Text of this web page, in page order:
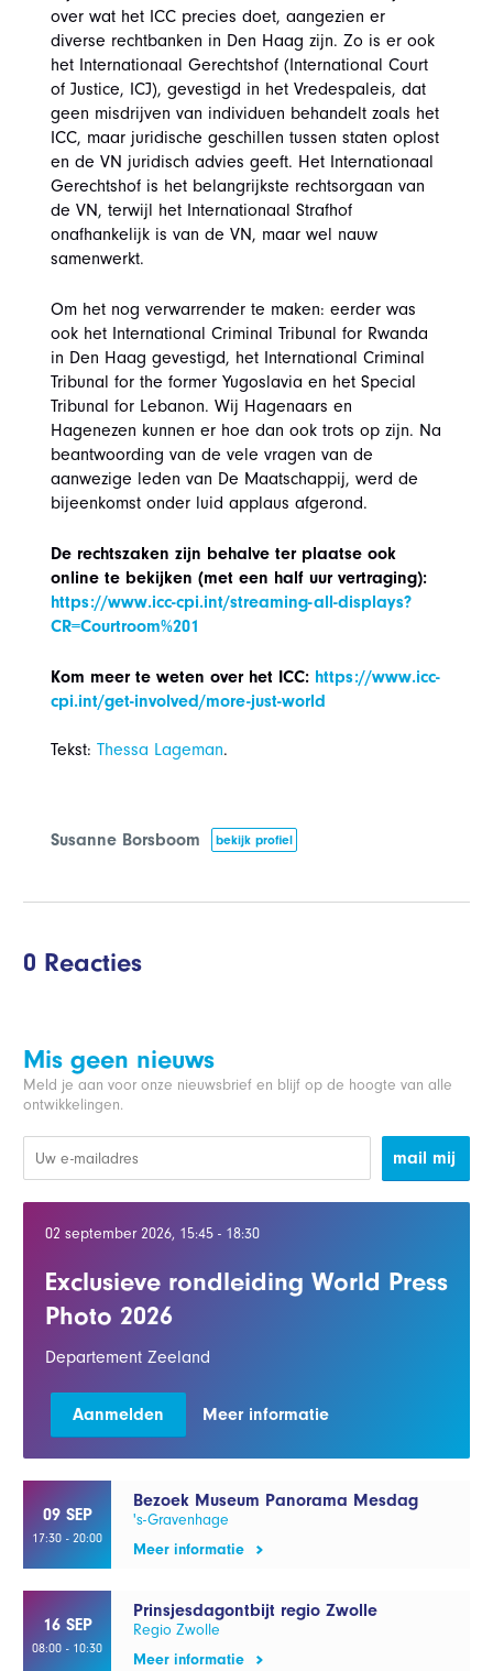
over wat het ICC precies doet, aangezien er
diverse rechtbanken in Den Haag zijn. Zo is er ook
het Internationaal Gerechtshof (International Court
of Justice, ICJ), gevestigd in het Vredespaleis, dat
geen misdrijven van individuen behandelt zoals het
ICC, maar juridische geschillen tussen staten oplost
en de VN juridisch advies geeft. Het Internationaal
Gerechtshof is het belangrijkste rechtsorgaan van
de VN, terwijl het Internationaal Strafhof
onafhankelijk is van de VN, maar wel nauw
samenwerkt.
Om het nog verwarrender te maken: eerder was
ook het International Criminal Tribunal for Rwanda
in Den Haag gevestigd, het International Criminal
Tribunal for the former Yugoslavia en het Special
Tribunal for Lebanon. Wij Hagenaars en
Hagenezen kunnen er hoe dan ook trots op zijn. Na
beantwoording van de vele vragen van de
aanwezige leden van De Maatschappij, werd de
bijeenkomst onder luid applaus afgerond.
De rechtszaken zijn behalve ter plaatse ook
online te bekijken (met een half uur vertraging):
https://www.icc-cpi.int/streaming-all-displays?
CR=Courtroom%201
Kom meer te weten over het ICC: https://www.icc-
cpi.int/get-involved/more-just-world
Tekst: Thessa Lageman.
Susanne Borsboom bekijk profiel
0 Reacties
Mis geen nieuws
Meld je aan voor onze nieuwsbrief en blijf op de hoogte van alle
ontwikkelingen.
mail mij
02 september 2026, 15:45 - 18:30
Exclusieve rondleiding World Press
Photo 2026
Departement Zeeland
Aanmelden Meer informatie
09 SEP
17:30 - 20:00
Bezoek Museum Panorama Mesdag
's-Gravenhage
Meer informatie
16 SEP
08:00 - 10:30
Prinsjesdagontbijt regio Zwolle
Regio Zwolle
Meer informatie